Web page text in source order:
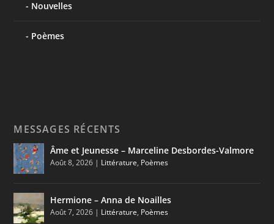
Nouvelles
Poèmes
MESSAGES RÉCENTS
Âme et Jeunesse – Marceline Desbordes-Valmore
Août 8, 2026 | Littérature, Poèmes
Hermione – Anna de Noailles
Août 7, 2026 | Littérature, Poèmes